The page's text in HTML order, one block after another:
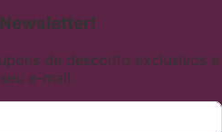
de desconto exclusivos e
e-mail.